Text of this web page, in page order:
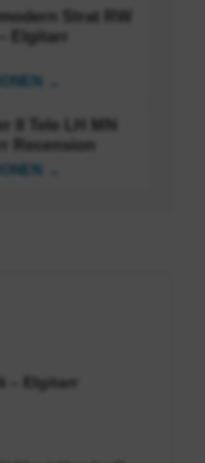
Strat RW
Elgitarr
II Tele LH MN
Recension
→
– Elgitarr